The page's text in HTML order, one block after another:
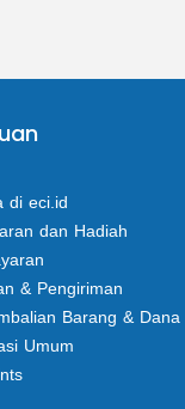
di eci.id
dan Hadiah
& Pengiriman
Barang & Dana
Umum